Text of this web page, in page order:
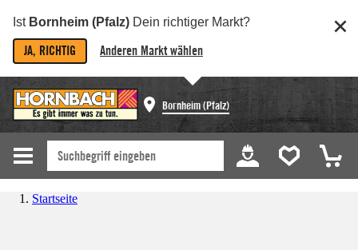
Ist Bornheim (Pfalz) Dein richtiger Markt?
JA, RICHTIG Anderen Markt wählen
Bornheim (Pfalz)
Startseite